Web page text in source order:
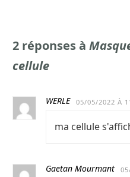
2 réponses à
cellule
WERLE 05/05/2022 À
ma cellule
Gaetan Mourmant